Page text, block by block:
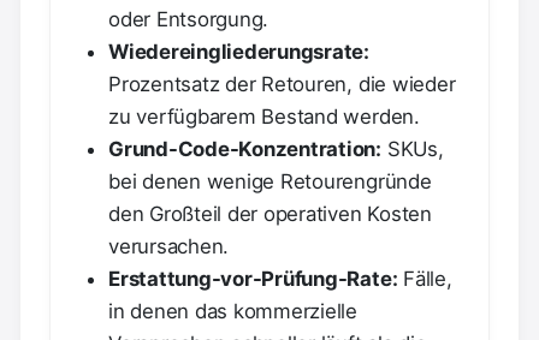
oder Entsorgung.
Wiedereingliederungsrate:
Prozentsatz der Retouren, die wieder
zu verfügbarem Bestand werden.
Grund-Code-Konzentration: SKUs,
bei denen wenige Retourengründe
den Großteil der operativen Kosten
verursachen.
Erstattung-vor-Prüfung-Rate: Fälle,
in denen das kommerzielle